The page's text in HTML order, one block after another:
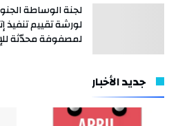
لجنة الوساطة
لورشة تقييم تنفيذ
لمصفوفة محدّثة
جديد الأخبار